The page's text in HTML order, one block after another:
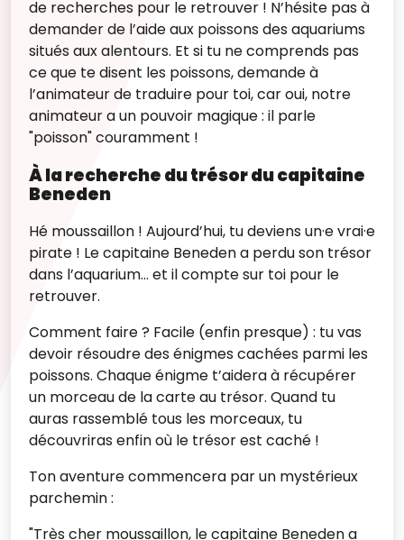
de recherches pour le retrouver ! N’hésite pas à
demander de l’aide aux poissons des aquariums
situés aux alentours. Et si tu ne comprends pas
ce que te disent les poissons, demande à
l’animateur de traduire pour toi, car oui, notre
animateur a un pouvoir magique : il parle
"poisson" couramment !
À la recherche du trésor du capitaine
Beneden
Hé moussaillon ! Aujourd’hui, tu deviens un·e vrai·e
pirate ! Le capitaine Beneden a perdu son trésor
dans l’aquarium… et il compte sur toi pour le
retrouver.
Comment faire ? Facile (enfin presque) : tu vas
devoir résoudre des énigmes cachées parmi les
poissons. Chaque énigme t’aidera à récupérer
un morceau de la carte au trésor. Quand tu
auras rassemblé tous les morceaux, tu
découvriras enfin où le trésor est caché !
Ton aventure commencera par un mystérieux
parchemin :
"Très cher moussaillon, le capitaine Beneden a